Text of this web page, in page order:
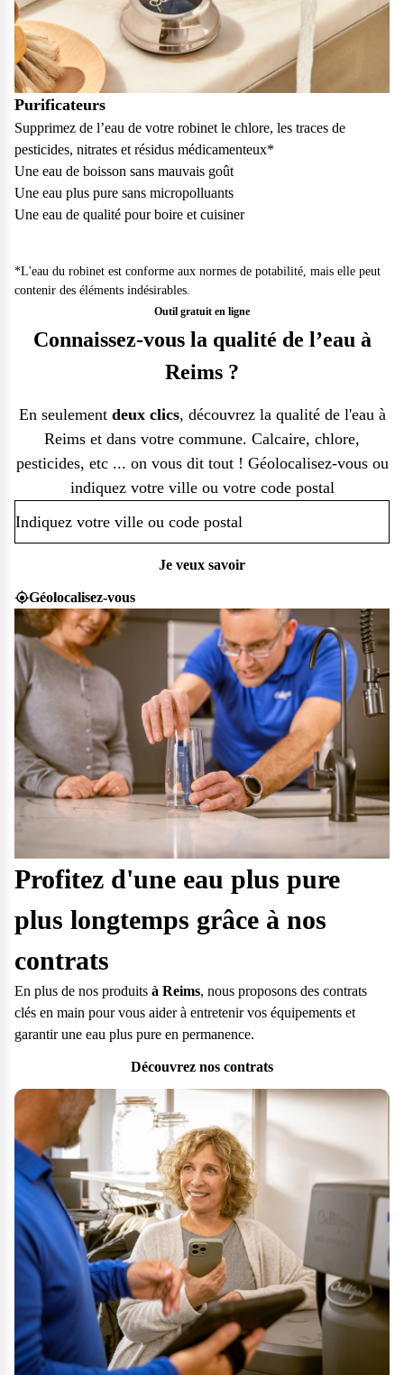
Purificateurs
Supprimez de l’eau de votre robinet le chlore, les traces de
pesticides, nitrates et résidus médicamenteux*
Une eau de boisson sans mauvais goût
Une eau plus pure sans micropolluants
Une eau de qualité pour boire et cuisiner
*L'eau du robinet est conforme aux normes de potabilité, mais elle peut
contenir des éléments indésirables.
Outil gratuit en ligne
Connaissez-vous la qualité de l’eau à
Reims ?
En seulement deux clics, découvrez la qualité de l'eau à
Reims et dans votre commune. Calcaire, chlore,
pesticides, etc ... on vous dit tout ! Géolocalisez-vous ou
indiquez votre ville ou votre code postal
Je veux savoir
Géolocalisez-vous
Profitez d'une eau plus pure
plus longtemps grâce à nos
contrats
En plus de nos produits à Reims, nous proposons des contrats
clés en main pour vous aider à entretenir vos équipements et
garantir une eau plus pure en permanence.
Découvrez nos contrats